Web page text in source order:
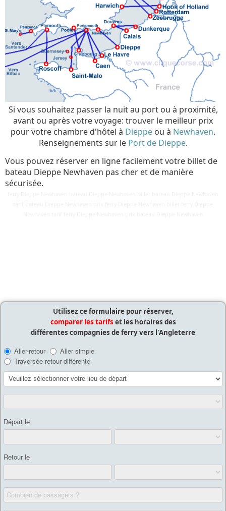
Si vous souhaitez passer la nuit au port ou à proximité,
avant ou après votre voyage: trouver le meilleur prix
pour votre chambre d'hôtel à Dieppe ou à Newhaven.
Renseignements sur le Port de Dieppe.
Vous pouvez réserver en ligne facilement votre billet de
bateau Dieppe Newhaven pas cher et de manière
sécurisée.
Utilisez ce formulaire pour réserver,
comparer les tarifs et les horaires des
différentes compagnies de ferry vers l'Angleterre